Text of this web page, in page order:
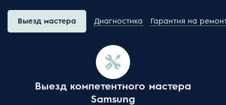
Выезд мастера Диагностика Гарантия на
Выезд компетентного мастера
Samsung